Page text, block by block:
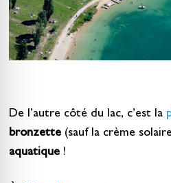
De l’autre côté du lac, c’est la
bronzette(sauf la crème
aquatique!